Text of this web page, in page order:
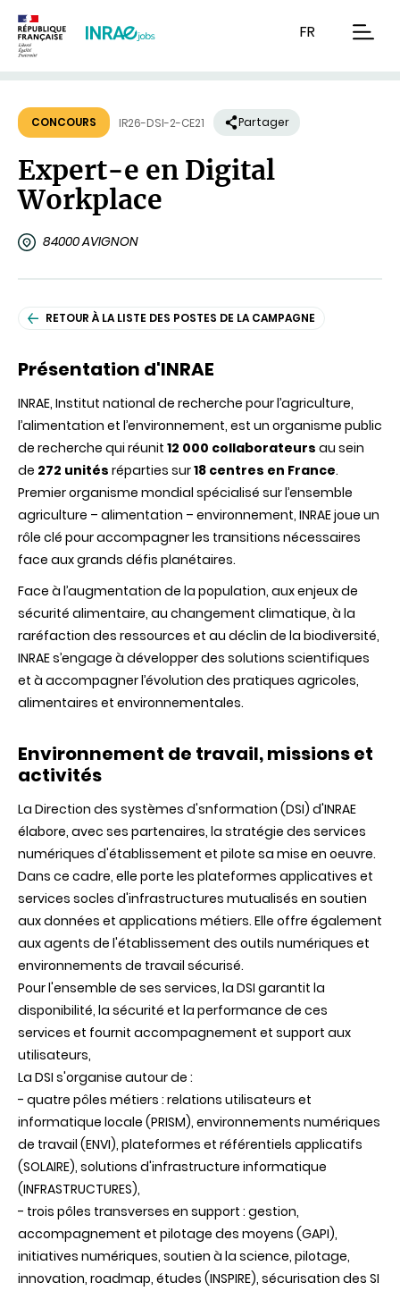
FR
CONCOURS IR26-DSI-2-CE21 Partager
Expert-e en Digital
Workplace
84000 AVIGNON
RETOUR À LA LISTE DES POSTES DE LA CAMPAGNE
Présentation d'INRAE
INRAE, Institut national de recherche pour l’agriculture,
l’alimentation et l’environnement, est un organisme public
de recherche qui réunit 12 000 collaborateurs au sein
de 272 unités réparties sur18 centres en France.
Premier organisme mondial spécialisé sur l’ensemble
agriculture – alimentation – environnement, INRAE joue un
rôle clé pour accompagner les transitions nécessaires
face aux grands défis planétaires.
Face à l’augmentation de la population, aux enjeux de
sécurité alimentaire, au changement climatique, à la
raréfaction des ressources et au déclin de la biodiversité,
INRAE s’engage à développer des solutions scientifiques
et à accompagner l’évolution des pratiques agricoles,
alimentaires et environnementales.
Environnement de travail, missions et
activités
La Direction des systèmes d'snformation (DSI) d'INRAE
élabore, avec ses partenaires, la stratégie des services
numériques d'établissement et pilote sa mise en oeuvre.
Dans ce cadre, elle porte les plateformes applicatives et
services socles d'infrastructures mutualisés en soutien
aux données et applications métiers. Elle offre également
aux agents de l'établissement des outils numériques et
environnements de travail sécurisé.
Pour l'ensemble de ses services, la DSI garantit la
disponibilité, la sécurité et la performance de ces
services et fournit accompagnement et support aux
utilisateurs,
La DSI s'organise autour de :
- quatre pôles métiers : relations utilisateurs et
informatique locale (PRISM), environnements numériques
de travail (ENVI), plateformes et référentiels applicatifs
(SOLAIRE), solutions d'infrastructure informatique
(INFRASTRUCTURES),
- trois pôles transverses en support : gestion,
accompagnement et pilotage des moyens (GAPI),
initiatives numériques, soutien à la science, pilotage,
innovation, roadmap, études (INSPIRE), sécurisation des SI